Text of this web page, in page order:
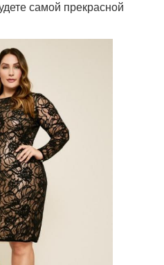
самой прекрасной